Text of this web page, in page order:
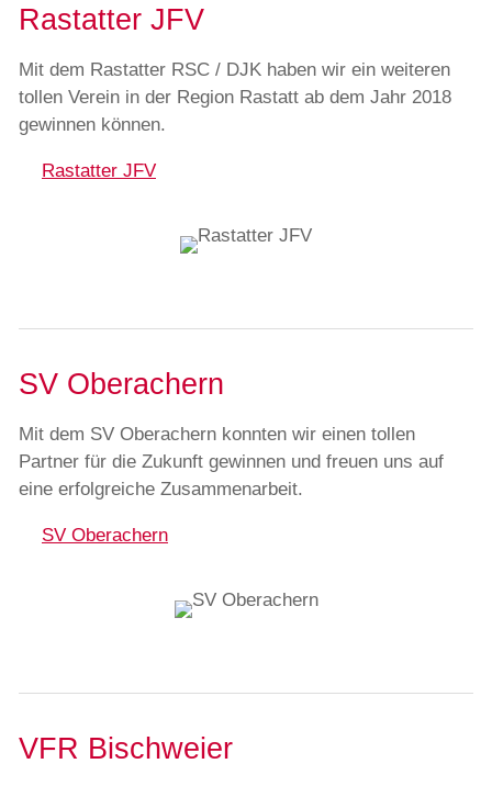
Rastatter JFV
Mit dem Rastatter RSC / DJK haben wir ein weiteren
tollen Verein in der Region Rastatt ab dem Jahr 2018
gewinnen können.
Rastatter JFV
SV Oberachern
Mit dem SV Oberachern konnten wir einen tollen
Partner für die Zukunft gewinnen und freuen uns auf
eine erfolgreiche Zusammenarbeit.
SV Oberachern
VFR Bischweier